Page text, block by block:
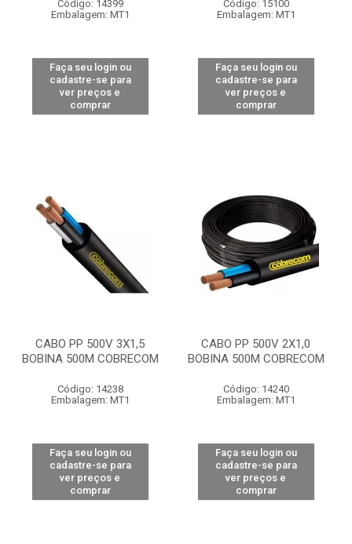
Código: 14399
Embalagem: MT1
Faça seu login ou
cadastre-se para
ver preços e
comprar
Código: 15100
Embalagem: MT1
Faça seu login ou
cadastre-se para
ver preços e
comprar
CABO PP 500V 3X1,5
BOBINA 500M COBRECOM
Código: 14238
Embalagem: MT1
Faça seu login ou
cadastre-se para
ver preços e
comprar
CABO PP 500V 2X1,0
BOBINA 500M COBRECOM
Código: 14240
Embalagem: MT1
Faça seu login ou
cadastre-se para
ver preços e
comprar